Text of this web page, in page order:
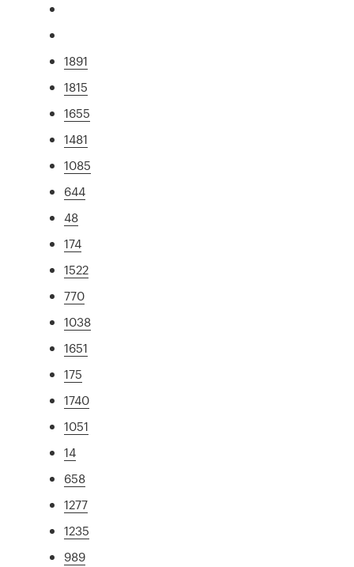
1891
1815
1655
1481
1085
644
48
174
1522
770
1038
1651
175
1740
1051
14
658
1277
1235
989